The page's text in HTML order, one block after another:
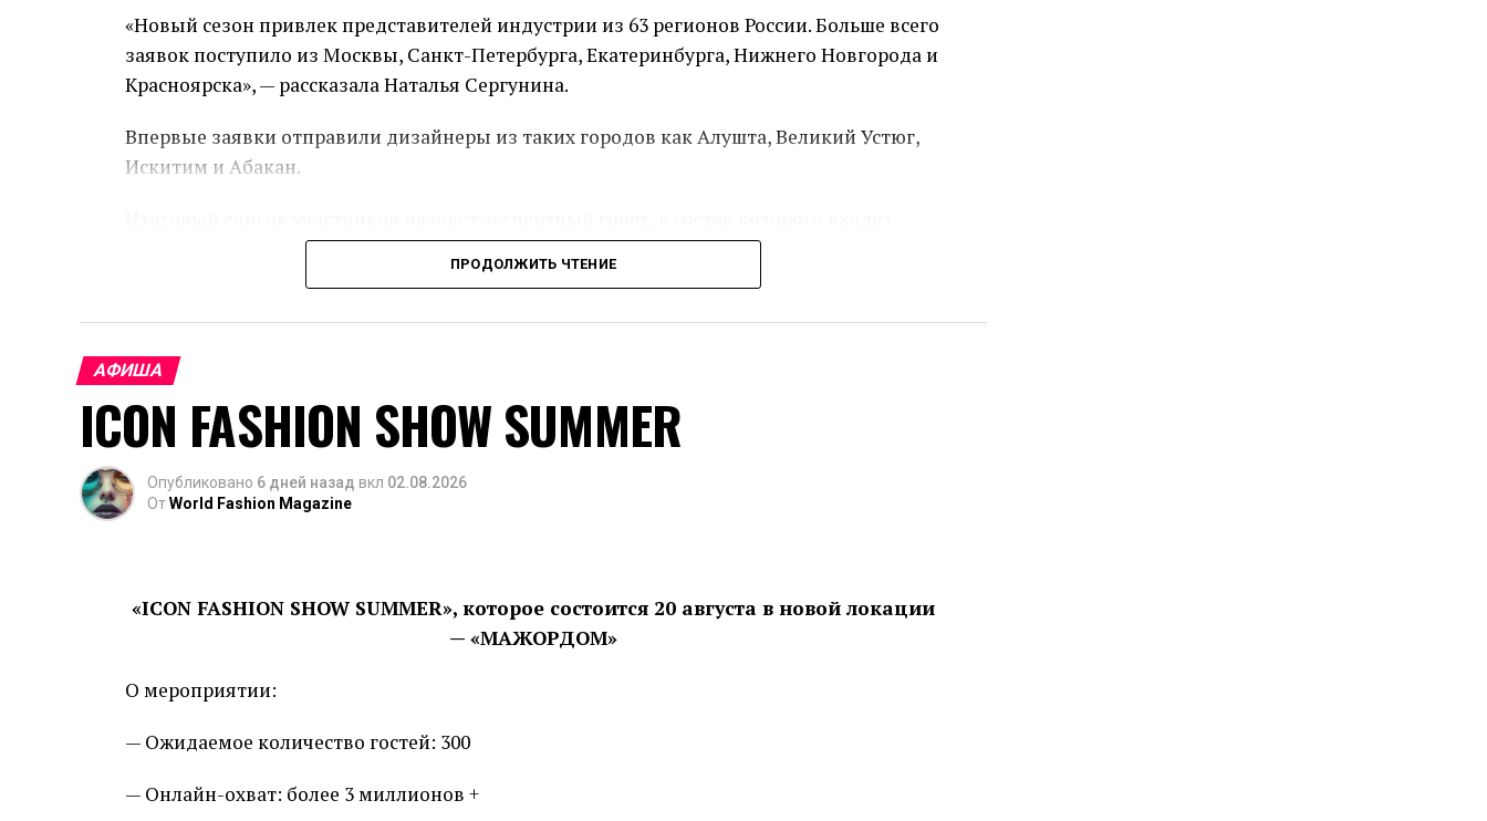
«Новый сезон привлек представителей индустрии из 63 регионов России. Больше всего
заявок поступило из Москвы, Санкт-Петербурга, Екатеринбурга, Нижнего Новгорода и
Красноярска», — рассказала Наталья Сергунина.
Впервые заявки отправили дизайнеры из таких городов как Алушта, Великий Устюг,
Искитим и Абакан.
главные редакторы профильных изданий, стилисты, закупщики, руководители
иностранные бренды. Также запланированы лекции ведущих специалистов и
фестиваль короткометражных фильмов World Fashion Shorts. Все желающие смогут
приобрести одежду, обувь и аксессуары в модном маркете.
ПРОДОЛЖИТЬ ЧТЕНИЕ
АФИША
ICON FASHION SHOW SUMMER
Опубликовано 6 дней назад вкл 02.08.2026
ОтWorld Fashion Magazine
«ICON FASHION SHOW SUMMER», которое состоится 20 августа в новой локации
— «МАЖОРДОМ»
О мероприятии:
— Ожидаемое количество гостей: 300
— Онлайн-охват: более 3 миллионов +